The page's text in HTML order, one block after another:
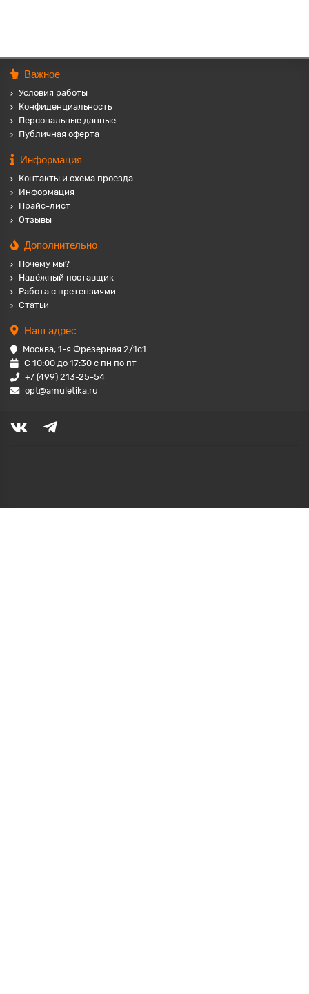
Важное
Условия работы
Конфиденциальность
Персональные данные
Публичная оферта
Информация
Контакты и схема проезда
Информация
Прайс-лист
Отзывы
Дополнительно
Почему мы?
Надёжный поставщик
Работа с претензиями
Статьи
Наш адрес
Москва, 1-я Фрезерная 2/1с1
С 10:00 до 17:30 с пн по пт
+7 (499) 213-25-54
opt@amuletika.ru